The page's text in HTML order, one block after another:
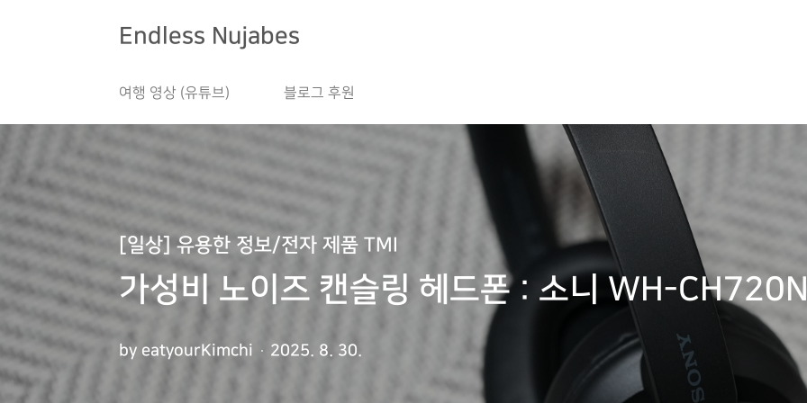
Endless Nujabes
여행 영상 (유튜브) 블로그 후원
[일상] 유용한 정보/전자 제품 TMI
가성비 노이즈 캔슬링 헤드폰 : 소니 WH-
by eatyourKimchi 2025. 8. 30.